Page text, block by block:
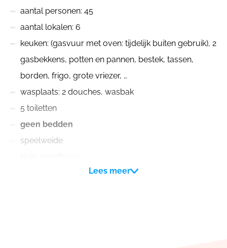
aantal personen: 45
aantal lokalen: 6
keuken: (gasvuur met oven: tijdelijk buiten gebruik), 2
gasbekkens, potten en pannen, bestek, tassen,
borden, frigo, grote vriezer, …
wasplaats: 2 douches, wasbak
5 toiletten
geen bedden
speelweide
Lees meer